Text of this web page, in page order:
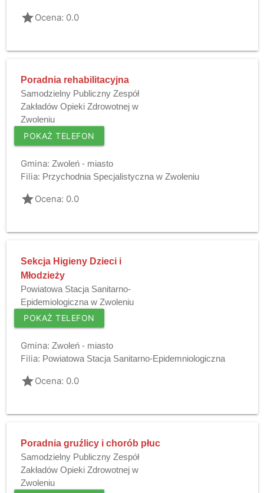
gradeOcena: 0.0
Poradnia rehabilitacyjna
Samodzielny Publiczny Zespół
Zakładów Opieki Zdrowotnej w
Zwoleniu
POKAŻ TELEFON
Gmina: Zwoleń - miasto
Filia: Przychodnia Specjalistyczna w Zwoleniu
gradeOcena: 0.0
Sekcja Higieny Dzieci i
Młodzieży
Powiatowa Stacja Sanitarno-
Epidemiologiczna w Zwoleniu
POKAŻ TELEFON
Gmina: Zwoleń - miasto
Filia: Powiatowa Stacja Sanitarno-Epidemniologiczna
gradeOcena: 0.0
Poradnia gruźlicy i chorób płuc
Samodzielny Publiczny Zespół
Zakładów Opieki Zdrowotnej w
Zwoleniu